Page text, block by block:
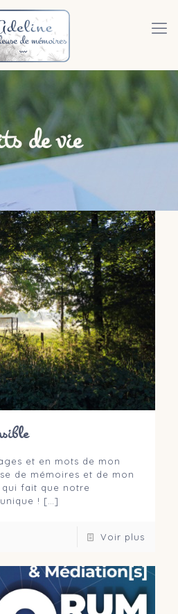
de vie
et en mots de mon
de mémoires et de mon
qui fait que notre
! […]
Voir plus